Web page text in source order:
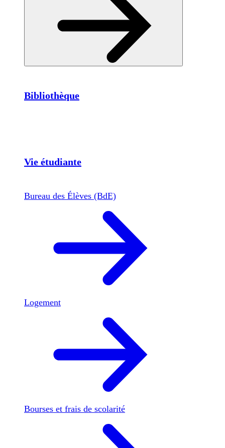
Bibliothèque
Vie étudiante
Bureau des Élèves (BdE)
Logement
Bourses et frais de scolarité